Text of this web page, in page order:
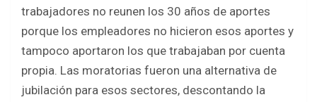
trabajadores no reunen los 30 años de aportes
porque los empleadores no hicieron esos aportes y
tampoco aportaron los que trabajaban por cuenta
propia. Las moratorias fueron una alternativa de
jubilación para esos sectores, descontando la